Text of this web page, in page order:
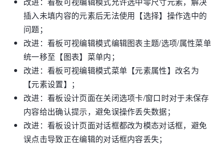
插入未填内容的元素后无法使用【选择】操作选中的
问题；
改进：看板可视编辑模式编辑图表主题/选项/属性菜单
统一移至【图表】菜单内；
改进：看板可视编辑模式菜单【元素属性】改名为
【元素设置】；
改进：看板设计页面在关闭选项卡/窗口时对于未保存
内容给出确认提示，避免误操作丢失数据；
改进：看板设计页面对话框都改为模态对话框，避免
误点击导致正在编辑的对话框内容丢失；